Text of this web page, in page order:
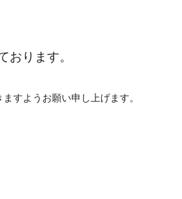
おります。
すようお願い申し上げます。